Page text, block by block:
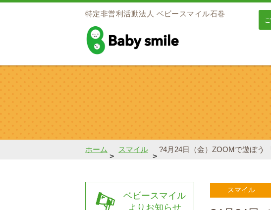
特定非営利活動法人 ベビースマイル石巻
ホーム
>
スマイル
>
?4月24日（金）ZOOMで遊ぼう
スマイル
ベビースマイル
よりお知らせ